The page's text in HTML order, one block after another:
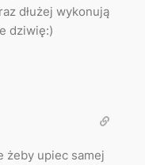
dłużej wykonują
dziwię:)
żeby upiec samej